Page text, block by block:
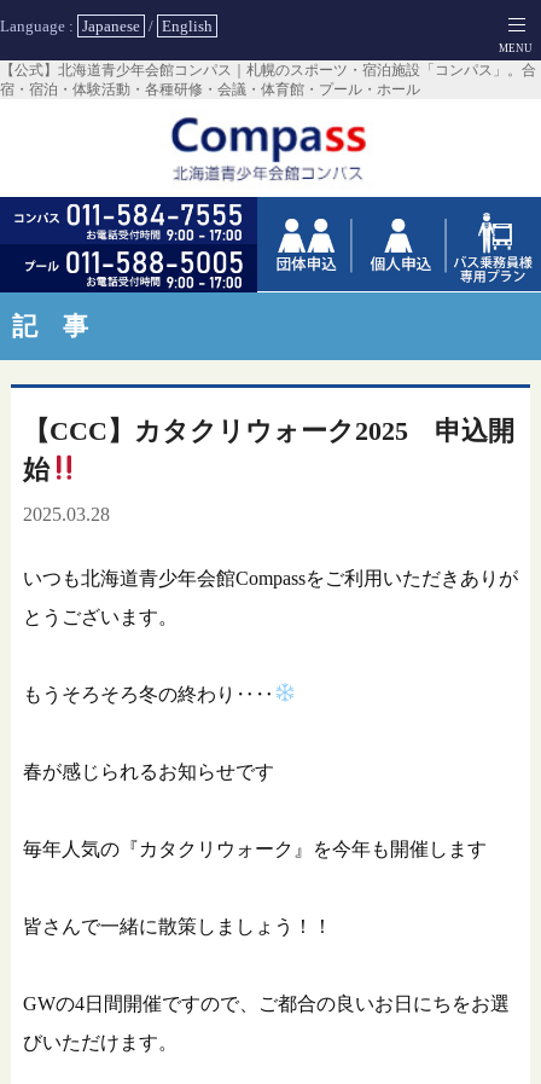
【公式】北海道青少年会館コンパス｜札幌のスポーツ・宿泊施設「コンパス」。合
宿・宿泊・体験活動・各種研修・会議・体育館・プール・ホール
Language : Japanese / English
記 事
【CCC】カタクリウォーク2025 申込開
始
2025.03.28
いつも北海道青少年会館Compassをご利用いただきありが
とうございます。
もうそろそろ冬の終わり‥‥
春が感じられるお知らせです
毎年人気の『カタクリウォーク』を今年も開催します
皆さんで一緒に散策しましょう！！
GWの4日間開催ですので、ご都合の良いお日にちをお選
びいただけます。